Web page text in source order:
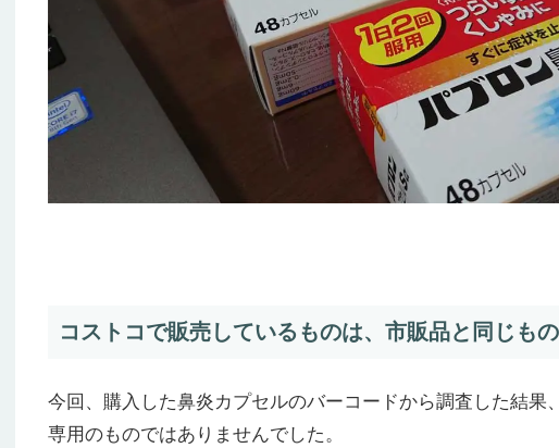
コストコで販売しているものは、市販品と同じもの
今回、購入した鼻炎カプセルのバーコードから調査した結果
専用のものではありませんでした。